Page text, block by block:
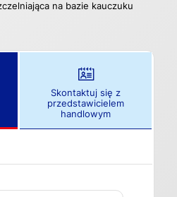
na bazie kauczuku
Skontaktuj się z
przedstawicielem
handlowym